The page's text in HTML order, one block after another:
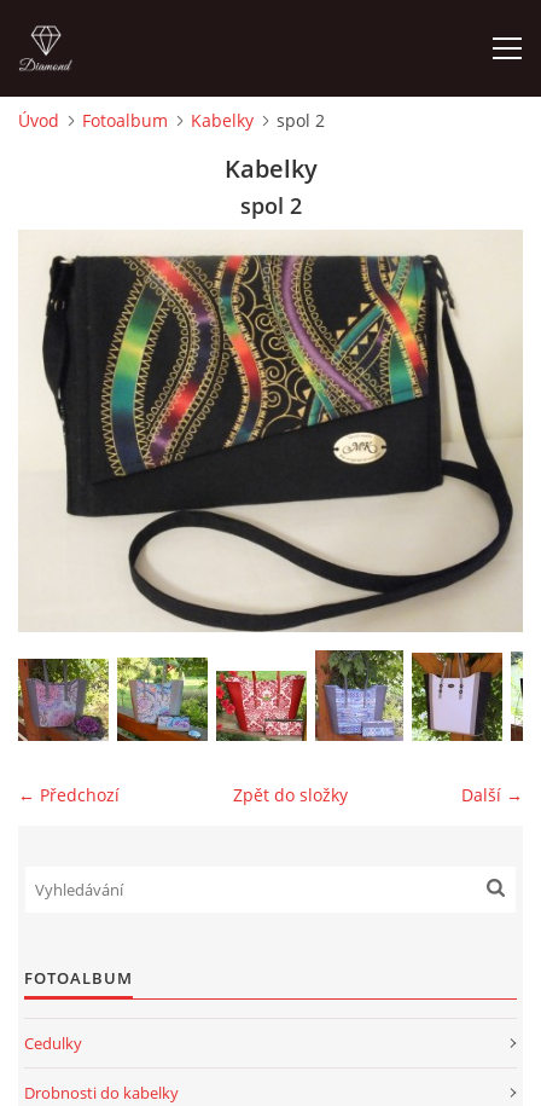
CEDULKY
MOJE POSLEDNÍ PRÁCE
jk-laguna@seznam.cz
© 2025 eStránky.cz
Úvod Fotoalbum Kabelky spol 2
Kabelky
spol 2
← Předchozí Další →
Zpět do složky
FOTOALBUM
Cedulky
Drobnosti do kabelky